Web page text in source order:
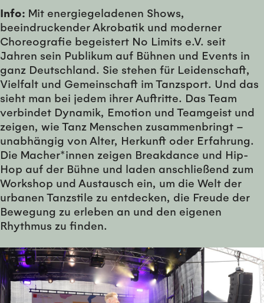
Info: Mit energiegeladenen Shows,
beeindruckender Akrobatik und moderner
Choreografie begeistert No Limits e.V. seit
Jahren sein Publikum auf Bühnen und Events in
ganz Deutschland. Sie stehen für Leidenschaft,
Vielfalt und Gemeinschaft im Tanzsport. Und das
sieht man bei jedem ihrer Auftritte. Das Team
verbindet Dynamik, Emotion und Teamgeist und
zeigen, wie Tanz Menschen zusammenbringt –
unabhängig von Alter, Herkunft oder Erfahrung.
Die Macher*innen zeigen Breakdance und Hip-
Hop auf der Bühne und laden anschließend zum
Workshop und Austausch ein, um die Welt der
urbanen Tanzstile zu entdecken, die Freude der
Bewegung zu erleben an und den eigenen
Rhythmus zu finden.